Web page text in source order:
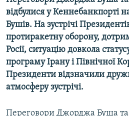
КИТАЙ.ВИКЛИКИ
МУЛЬТИМЕДІА
ФОТО
СПЕЦПРОЄКТИ
ПОДКАСТИ
відбулися у Кеннебанкпорті
Бушів. На зустрічі
протиракетну оборону,
Росії, ситуацію довкола
програму Ірану і Північної
Президенти відзначили
атмосферу зустрічі.
Переговори Джорджа Буша та